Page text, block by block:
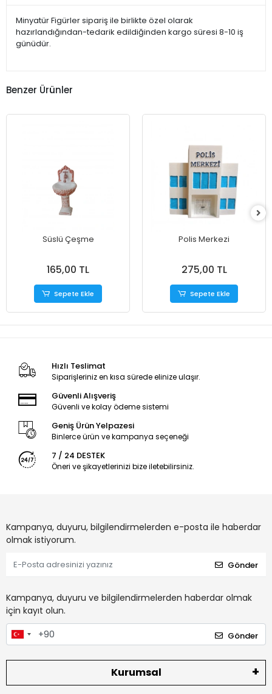
Minyatür Figürler sipariş ile birlikte özel olarak
hazırlandığından-tedarik edildiğinden kargo süresi 8-10 iş
günüdür.
Benzer Ürünler
Süslü Çeşme
165,00 TL
Sepete Ekle
Polis Merkezi
275,00 TL
Sepete Ekle
Hızlı Teslimat
Siparişleriniz en kısa sürede elinize ulaşır.
Güvenli Alışveriş
Güvenli ve kolay ödeme sistemi
Geniş Ürün Yelpazesi
Binlerce ürün ve kampanya seçeneği
7 / 24 DESTEK
Öneri ve şikayetlerinizi bize iletebilirsiniz.
Kampanya, duyuru, bilgilendirmelerden e-posta ile haberdar
olmak istiyorum.
Gönder
Kampanya, duyuru ve bilgilendirmelerden haberdar olmak
için kayıt olun.
Gönder
Kurumsal